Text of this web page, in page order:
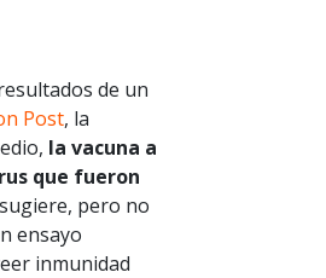
de un
Post, la
la vacuna a
que fueron
pero no
ensayo
inmunidad